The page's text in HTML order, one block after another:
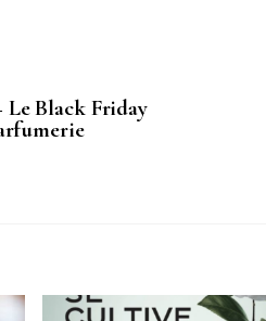
Le Black Friday